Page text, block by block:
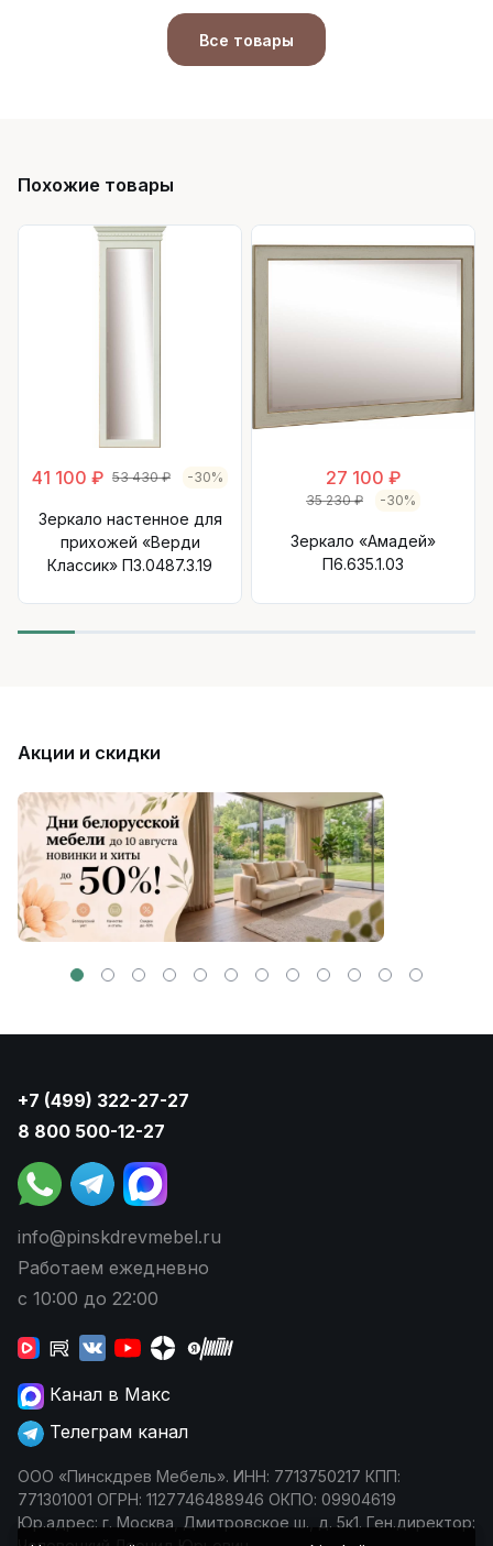
Все товары
Похожие товары
41 100 ₽ 53 430 ₽ -30%
Зеркало настенное для
прихожей «Верди
Классик» П3.0487.3.19
27 100 ₽
35 230 ₽ -30%
Зеркало «Амадей»
П6.635.1.03
Акции и скидки
+7 (499) 322-27-27
8 800 500-12-27
info@pinskdrevmebel.ru
Работаем ежедневно
с 10:00 до 22:00
Канал в Макс
Телеграм канал
ООО «Пинскдрев Мебель». ИНН: 7713750217 КПП:
771301001 ОГРН: 1127746488946 ОКПО: 09904619
Юр.адрес: г. Москва, Дмитровское ш., д. 5к1. Ген.директор: